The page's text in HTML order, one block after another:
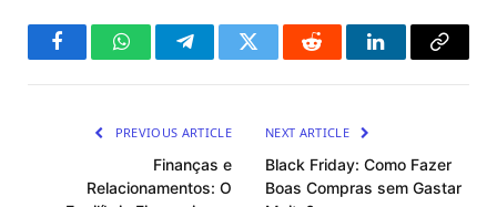
FacebookWhatsAppTelegramTwitter Reddit LinkedInCopy
PREVIOUS ARTICLE
Finanças e
Relacionamentos: O
NEXT ARTICLE
Black Friday: Como Fazer
Boas Compras sem Gastar